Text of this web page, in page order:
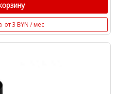
от 3 BYN / мес